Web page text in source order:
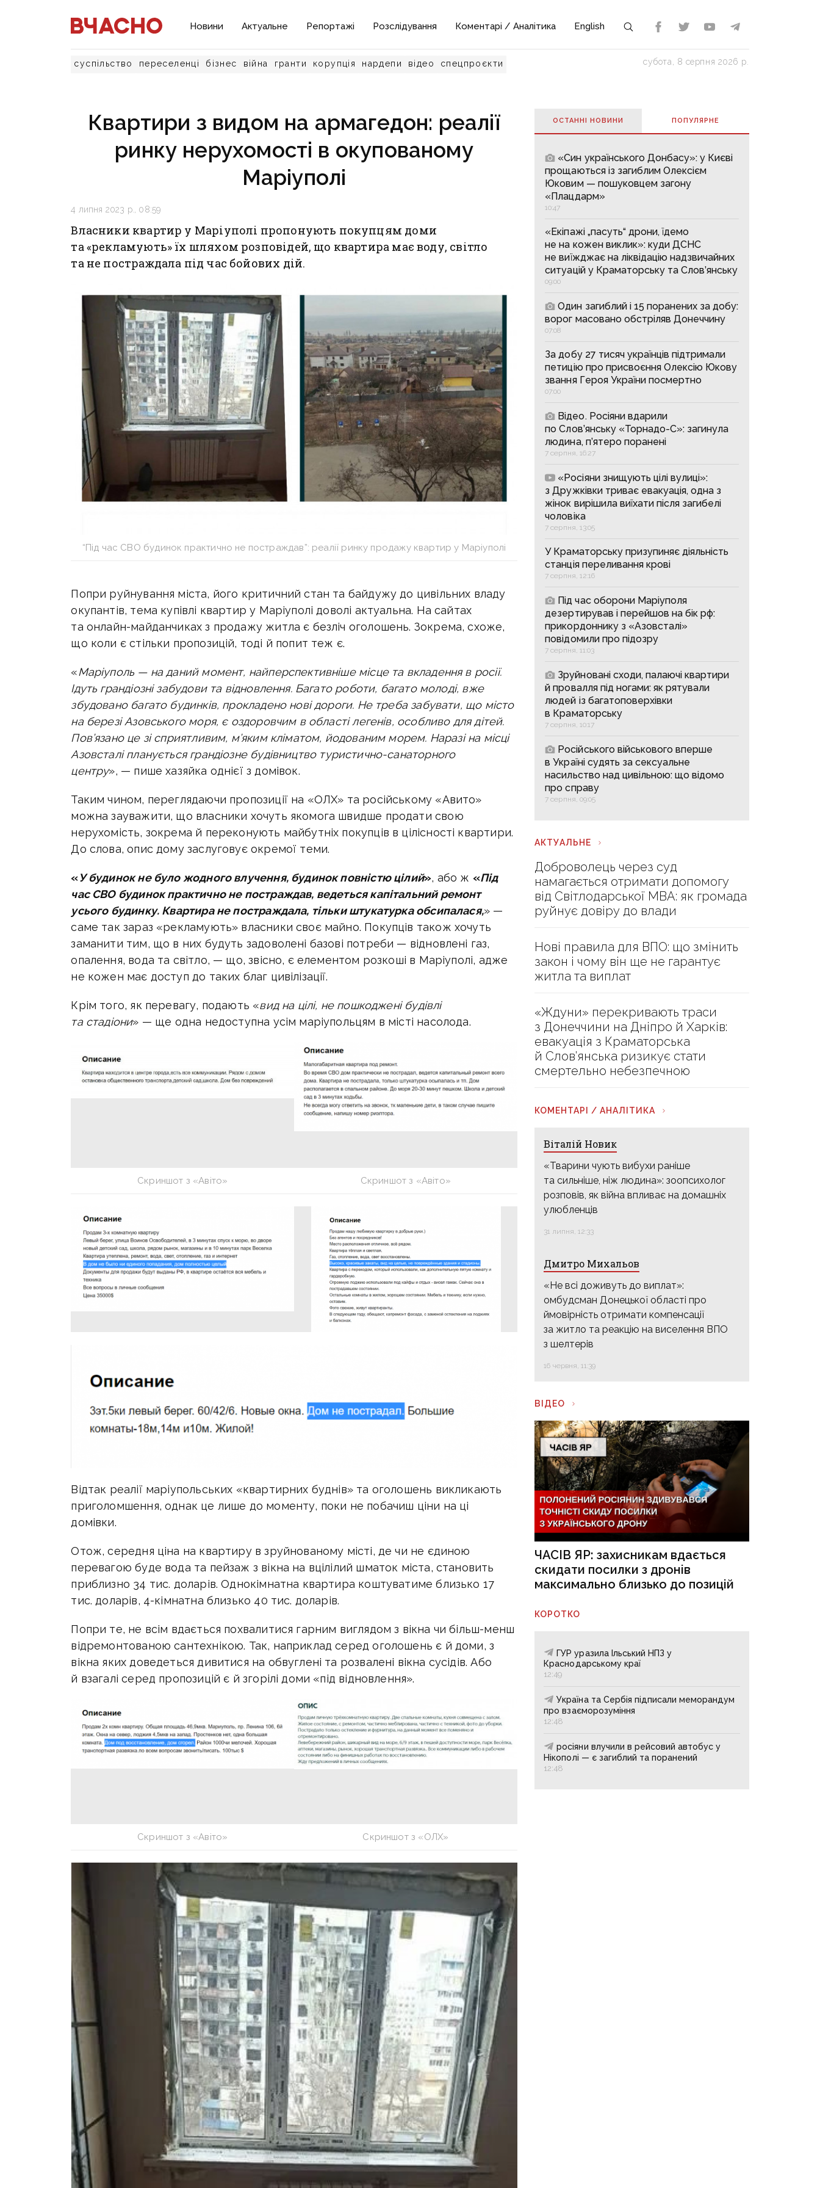
Новини Актуальне Репортажі Розслідування Коментарі / Аналітика English
суспільство переселенці бізнес війна гранти корупція нардепи відео спецпроєкти субота, 8 серпня 2026 р.
Квартири з видом на армагедон: реалії
ринку нерухомості в окупованому
Маріуполі
4 липня 2023 р., 08:59
Власники квартир у Маріуполі пропонують покупцям доми
та «рекламують» їх шляхом розповідей, що квартира має воду, світло
та не постраждала під час бойових дій.
“Під час СВО будинок практично не постраждав”: реалії ринку продажу квартир у Маріуполі
Попри руйнування міста, його критичний стан та байдужу до цивільних владу
окупантів, тема купівлі квартир у Маріуполі доволі актуальна. На сайтах
та онлайн-майданчиках з продажу житла є безліч оголошень. Зокрема, схоже,
що коли є стільки пропозицій, тоді й попит теж є.
«Маріуполь — на даний момент, найперспективніше місце та вкладення в росії.
Ідуть грандіозні забудови та відновлення. Багато роботи, багато молоді, вже
збудовано багато будинків, прокладено нові дороги. Не треба забувати, що місто
на березі Азовського моря, є оздоровчим в області легенів, особливо для дітей.
Пов’язано це зі сприятливим, м’яким кліматом, йодованим морем. Наразі на місці
Азовсталіплануєтьсяграндіозне будівництво туристично-санаторного
центру», — пише хазяйка однієї з домівок.
Таким чином, переглядаючи пропозиції на «ОЛХ» та російському «Авито»
можна зауважити, що власники хочуть якомога швидше продати свою
нерухомість, зокрема й переконують майбутніх покупців в цілісності квартири.
До слова, опис дому заслуговує окремої теми.
«У будинок не було жодного влучення, будинок повністю цілий», або ж «Під
час СВО будинок практично не постраждав, ведеться капітальний ремонт
усього будинку. Квартира не постраждала, тільки штукатурка обсипалася,» —
саме так зараз «рекламують» власники своє майно. Покупців також хочуть
заманити тим, що в них будуть задоволені базові потреби — відновлені газ,
опалення, вода та світло, — що, звісно, є елементом розкоші в Маріуполі, адже
не кожен має доступ до таких благ цивілізації.
Крім того, як перевагу, подають «вид на цілі, не пошкоджені будівлі
та стадіони» — ще одна недоступна усім маріупольцям в місті насолода.
Скриншот з «Авіто» Скриншот з «Авіто»
Відтак реалії маріупольських «квартирних буднів» та оголошень викликають
приголомшення, однак це лише до моменту, поки не побачиш ціни на ці
домівки.
Отож, середня ціна на квартиру в зруйнованому місті, де чи не єдиною
перевагою буде вода та пейзаж з вікна на вцілілий шматок міста, становить
приблизно 34 тис. доларів. Однокімнатна квартира коштуватиме близько 17
тис. доларів, 4-кімнатна близько 40 тис. доларів.
Попри те, не всім вдається похвалитися гарним виглядом з вікна чи більш-менш
відремонтованою сантехнікою. Так, наприклад серед оголошень є й доми, з
вікна яких доведеться дивитися на обвуглені та розвалені вікна сусідів. Або
й взагалі серед пропозицій є й згорілі доми «під відновлення».
Скриншот з «Авіто» Скриншот з «ОЛХ»
ОСТАННІ НОВИНИ ПОПУЛЯРНE
«Син українського Донбасу»: у Києві
прощаються із загиблим Олексієм
Юковим — пошуковцем загону
«Плацдарм»
10:47
«Екіпажі „пасуть“ дрони, їдемо
не на кожен виклик»: куди ДСНС
не виїжджає на ліквідацію надзвичайних
ситуацій у Краматорську та Слов’янську
09:00
Один загиблий і 15 поранених за добу:
ворог масовано обстріляв Донеччину
07:08
За добу 27 тисяч українців підтримали
петицію про присвоєння Олексію Юкову
звання Героя України посмертно
07:00
Відео. Росіяни вдарили
по Слов’янську «Торнадо-С»: загинула
людина, п’ятеро поранені
7 серпня, 16:27
«Росіяни знищують цілі вулиці»:
з Дружківки триває евакуація, одна з
жінок вирішила виїхати після загибелі
чоловіка
7 серпня, 13:05
У Краматорську призупиняє діяльність
станція переливання крові
7 серпня, 12:16
Під час оборони Маріуполя
дезертирував і перейшов на бік рф:
прикордоннику з «Азовсталі»
повідомили про підозру
7 серпня, 11:03
Зруйновані сходи, палаючі квартири
й провалля під ногами: як рятували
людей із багатоповерхівки
в Краматорську
7 серпня, 10:17
Російського військового вперше
в Україні судять за сексуальне
насильство над цивільною: що відомо
про справу
7 серпня, 09:05
АКТУАЛЬНЕ
Доброволець через суд
намагається отримати допомогу
від Світлодарської МВА: як громада
руйнує довіру до влади
Нові правила для ВПО: що змінить
закон і чому він ще не гарантує
житла та виплат
«Ждуни» перекривають траси
з Донеччини на Дніпро й Харків:
евакуація з Краматорська
й Слов’янська ризикує стати
смертельно небезпечною
КОМЕНТАРІ / АНАЛІТИКА
Віталій Новик
«Тварини чують вибухи раніше
та сильніше, ніж людина»: зоопсихолог
розповів, як війна впливає на домашніх
улюбленців
31 липня, 12:33
Дмитро Михальов
«Не всі доживуть до виплат»:
омбудсман Донецької області про
ймовірність отримати компенсації
за житло та реакцію на виселення ВПО
з шелтерів
16 червня, 11:39
ВІДЕО
ЧАСІВ ЯР: захисникам вдається
скидати посилки з дронів
максимально близько до позицій
КОРОТКО
ГУР уразила Ільський НПЗ у
Краснодарському краї
12:49
Україна та Сербія підписали меморандум
про взаєморозуміння
12:48
росіяни влучили в рейсовий автобус у
Нікополі — є загиблий та поранений
12:48